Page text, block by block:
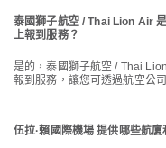
泰國獅子航空 / Thai Lion Air
上報到服務？
是的，泰國獅子航空 / Thai Lion Air 提供從 伍拉·賴國際機場 出發的航班線上
報到服務，讓您可透過航空公
伍拉·賴國際機場 提供哪些航廈